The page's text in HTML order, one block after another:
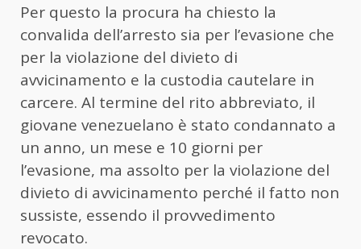
Per questo la procura ha chiesto la
convalida dell’arresto sia per l’evasione che
per la violazione del divieto di
avvicinamento e la custodia cautelare in
carcere. Al termine del rito abbreviato, il
giovane venezuelano è stato condannato a
un anno, un mese e 10 giorni per
l’evasione, ma assolto per la violazione del
divieto di avvicinamento perché il fatto non
sussiste, essendo il provvedimento
revocato.